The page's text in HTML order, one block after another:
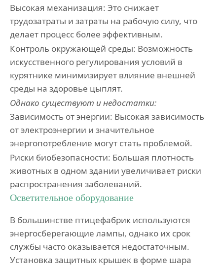
Высокая механизация: Это снижает
трудозатраты и затраты на рабочую силу, что
делает процесс более эффективным.
Контроль окружающей среды: Возможность
искусственного регулирования условий в
курятнике минимизирует влияние внешней
среды на здоровье цыплят.
Однако существуют инедостатки:
Зависимость от энергии: Высокая зависимость
от электроэнергии и значительное
энергопотребление могут стать проблемой.
Риски биобезопасности: Большая плотность
животных в одном здании увеличивает риски
распространения заболеваний.
Осветительное оборудование
В большинстве птицефабрик используются
энергосберегающие лампы, однако их срок
службы часто оказывается недостаточным.
Установка защитных крышек в форме шара